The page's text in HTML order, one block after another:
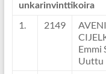
unkarinvinttikoira
1. 2149
Emmi
Uuttu